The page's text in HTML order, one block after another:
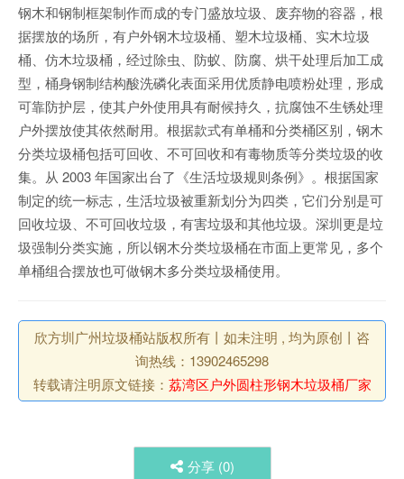
钢木和钢制框架制作而成的专门盛放垃圾、废弃物的容器，根
据摆放的场所，有户外钢木垃圾桶、塑木垃圾桶、实木垃圾
桶、仿木垃圾桶，经过除虫、防蚁、防腐、烘干处理后加工成
型，桶身钢制结构酸洗磷化表面采用优质静电喷粉处理，形成
可靠防护层，使其户外使用具有耐候持久，抗腐蚀不生锈处理
户外摆放使其依然耐用。根据款式有单桶和分类桶区别，钢木
分类垃圾桶包括可回收、不可回收和有毒物质等分类垃圾的收
集。从 2003 年国家出台了《生活垃圾规则条例》。根据国家
制定的统一标志，生活垃圾被重新划分为四类，它们分别是可
回收垃圾、不可回收垃圾，有害垃圾和其他垃圾。深圳更是垃
圾强制分类实施，所以钢木分类垃圾桶在市面上更常见，多个
单桶组合摆放也可做钢木多分类垃圾桶使用。
欣方圳广州垃圾桶站版权所有丨如未注明 , 均为原创丨咨
询热线：13902465298
转载请注明原文链接： 荔湾区户外圆柱形钢木垃圾桶厂家
分享 (0)